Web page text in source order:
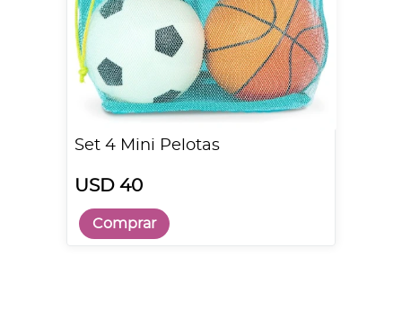
Set 4 Mini Pelotas
USD 40
Comprar